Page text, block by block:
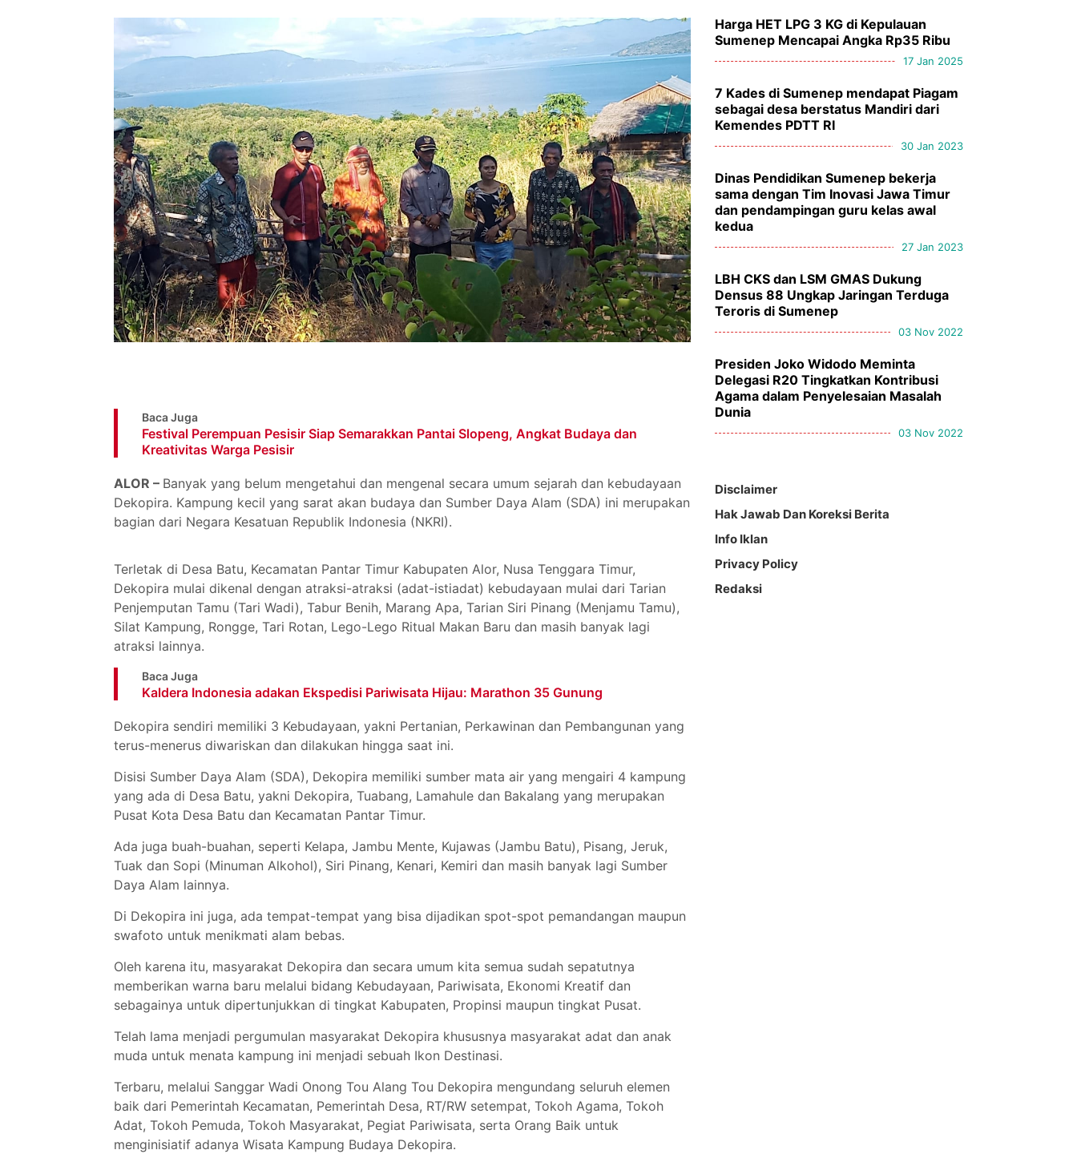
Baca Juga
Festival Perempuan Pesisir Siap Semarakkan Pantai Slopeng, Angkat Budaya dan
Kreativitas Warga Pesisir
ALOR – Banyak yang belum mengetahui dan mengenal secara umum sejarah dan kebudayaan
Dekopira. Kampung kecil yang sarat akan budaya dan Sumber Daya Alam (SDA) ini merupakan
bagian dari Negara Kesatuan Republik Indonesia (NKRI).
Terletak di Desa Batu, Kecamatan Pantar Timur Kabupaten Alor, Nusa Tenggara Timur,
Dekopira mulai dikenal dengan atraksi-atraksi (adat-istiadat) kebudayaan mulai dari Tarian
Penjemputan Tamu (Tari Wadi), Tabur Benih, Marang Apa, Tarian Siri Pinang (Menjamu Tamu),
Silat Kampung, Rongge, Tari Rotan, Lego-Lego Ritual Makan Baru dan masih banyak lagi
atraksi lainnya.
Baca Juga
Kaldera Indonesia adakan Ekspedisi Pariwisata Hijau: Marathon 35 Gunung
Dekopira sendiri memiliki 3 Kebudayaan, yakni Pertanian, Perkawinan dan Pembangunan yang
terus-menerus diwariskan dan dilakukan hingga saat ini.
Disisi Sumber Daya Alam (SDA), Dekopira memiliki sumber mata air yang mengairi 4 kampung
yang ada di Desa Batu, yakni Dekopira, Tuabang, Lamahule dan Bakalang yang merupakan
Pusat Kota Desa Batu dan Kecamatan Pantar Timur.
Ada juga buah-buahan, seperti Kelapa, Jambu Mente, Kujawas (Jambu Batu), Pisang, Jeruk,
Tuak dan Sopi (Minuman Alkohol), Siri Pinang, Kenari, Kemiri dan masih banyak lagi Sumber
Daya Alam lainnya.
Di Dekopira ini juga, ada tempat-tempat yang bisa dijadikan spot-spot pemandangan maupun
swafoto untuk menikmati alam bebas.
Oleh karena itu, masyarakat Dekopira dan secara umum kita semua sudah sepatutnya
memberikan warna baru melalui bidang Kebudayaan, Pariwisata, Ekonomi Kreatif dan
sebagainya untuk dipertunjukkan di tingkat Kabupaten, Propinsi maupun tingkat Pusat.
Telah lama menjadi pergumulan masyarakat Dekopira khususnya masyarakat adat dan anak
muda untuk menata kampung ini menjadi sebuah Ikon Destinasi.
Terbaru, melalui Sanggar Wadi Onong Tou Alang Tou Dekopira mengundang seluruh elemen
baik dari Pemerintah Kecamatan, Pemerintah Desa, RT/RW setempat, Tokoh Agama, Tokoh
Adat, Tokoh Pemuda, Tokoh Masyarakat, Pegiat Pariwisata, serta Orang Baik untuk
menginisiatif adanya Wisata Kampung Budaya Dekopira.
Harga HET LPG 3 KG di Kepulauan
Sumenep Mencapai Angka Rp35 Ribu
17 Jan 2025
7 Kades di Sumenep mendapat Piagam
sebagai desa berstatus Mandiri dari
Kemendes PDTT RI
30 Jan 2023
Dinas Pendidikan Sumenep bekerja
sama dengan Tim Inovasi Jawa Timur
dan pendampingan guru kelas awal
kedua
27 Jan 2023
LBH CKS dan LSM GMAS Dukung
Densus 88 Ungkap Jaringan Terduga
Teroris di Sumenep
03 Nov 2022
Presiden Joko Widodo Meminta
Delegasi R20 Tingkatkan Kontribusi
Agama dalam Penyelesaian Masalah
Dunia
03 Nov 2022
Disclaimer
Hak Jawab Dan Koreksi Berita
Info Iklan
Privacy Policy
Redaksi